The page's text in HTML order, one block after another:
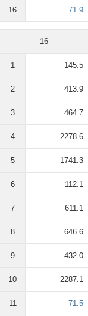
16 71.9
16
1 145.5
2 413.9
3 464.7
4 2278.6
5 1741.3
6 112.1
7 611.1
8 646.6
9 432.0
10 2287.1
11 71.5